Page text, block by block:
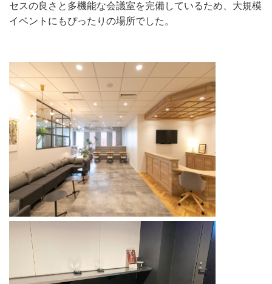
セスの良さと多機能な会議室を完備しているため、大規模
イベントにもぴったりの場所でした。